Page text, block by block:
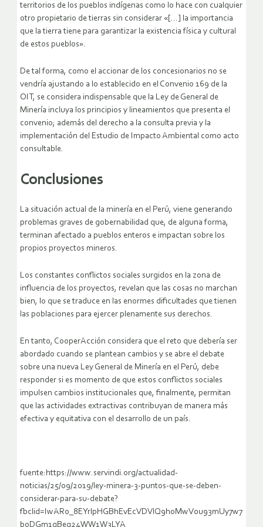
territorios de los pueblos indígenas como lo hace con cualquier
otro propietario de tierras sin considerar «[…] la importancia
que la tierra tiene para garantizar la existencia física y cultural
de estos pueblos».
De tal forma, como el accionar de los concesionarios no se
vendría ajustando a lo establecido en el Convenio 169 de la
OIT, se considera indispensable que la Ley de General de
Minería incluya los principios y lineamientos que presenta el
convenio; además del derecho a la consulta previa y la
implementación del Estudio de Impacto Ambiental como acto
consultable.
Conclusiones
La situación actual de la minería en el Perú, viene generando
problemas graves de gobernabilidad que, de alguna forma,
terminan afectado a pueblos enteros e impactan sobre los
propios proyectos mineros.
Los constantes conflictos sociales surgidos en la zona de
influencia de los proyectos, revelan que las cosas no marchan
bien, lo que se traduce en las enormes dificultades que tienen
las poblaciones para ejercer plenamente sus derechos.
En tanto, CooperAcción considera que el reto que debería ser
abordado cuando se plantean cambios y se abre el debate
sobre una nueva Ley General de Minería en el Perú, debe
responder si es momento de que estos conflictos sociales
impulsen cambios institucionales que, finalmente, permitan
que las actividades extractivas contribuyan de manera más
efectiva y equitativa con el desarrollo de un país.
fuente:https://www.servindi.org/actualidad-
noticias/25/09/2019/ley-minera-3-puntos-que-se-deben-
considerar-para-su-debate?
fbclid=IwAR0_8EYrlpHGBhEvEcVDVlQ9hoMwV0u93mUy7w7
boDGm1gBeq24WW1W3LYA